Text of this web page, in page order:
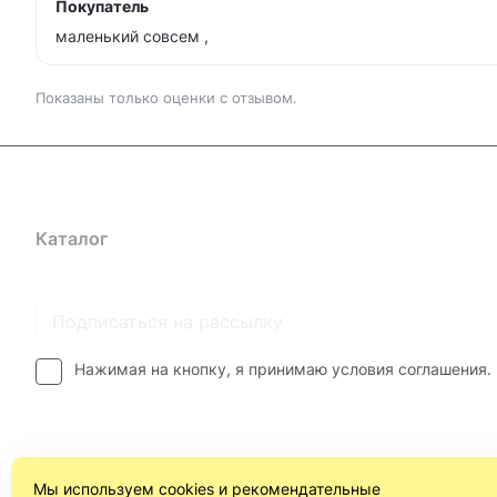
Покупатель
маленький совсем ,
Показаны только оценки с отзывом.
Каталог
Нажимая на кнопку, я принимаю условия соглашения.
Мы используем cookies и рекомендательные